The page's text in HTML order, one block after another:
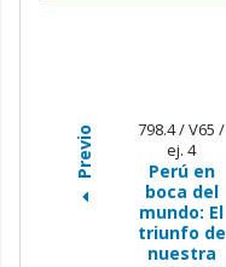
Previo
798.4 / V65 /
ej. 4
Perú en
boca del
mundo: El
triunfo de
nuestra